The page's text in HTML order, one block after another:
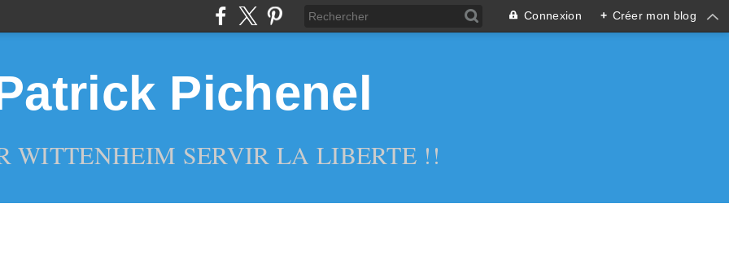
Connexion + Créer mon blog
Pichenel
WITTENHEIM SERVIR LA LIBERTE !!